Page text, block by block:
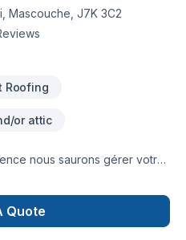
travailleurs et offrant une
Mascouche, J7K 3C2
Roofing
or attic
nous saurons gérer votre
à prix compétitif.Nous
Quote